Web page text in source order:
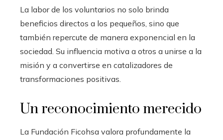
La labor de los voluntarios no solo brinda
beneficios directos a los pequeños, sino que
también repercute de manera exponencial en la
sociedad. Su influencia motiva a otros a unirse a la
misión y a convertirse en catalizadores de
transformaciones positivas.
Un reconocimiento merecido
La Fundación Ficohsa valora profundamente la